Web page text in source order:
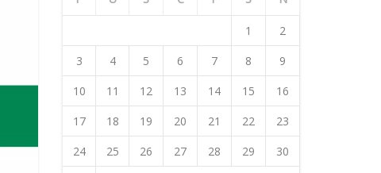
1
2
3
4 5 6 7 8
9
10
11 12 13 14 15
16
17
18 19 20 21 22
23
24
25 26 27 28 29
30